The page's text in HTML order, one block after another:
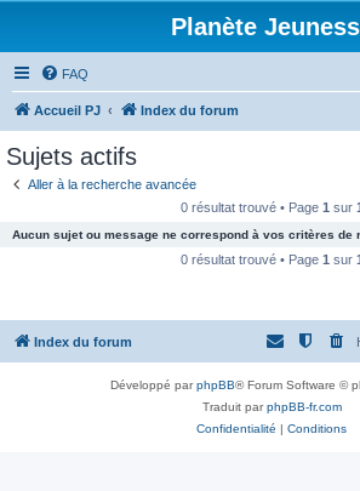
Planète
FAQ
Accueil PJ Index du forum
Sujets actifs
Aller à la recherche avancée
0 résultat trouvé • Page 1 sur
Aucun sujet ou message ne correspond à vos critères de
0 résultat trouvé • Page 1 sur
Index du forum
Développé parphpBB® Forum Software ©
Traduit parphpBB-fr.com
Confidentialité | Conditions